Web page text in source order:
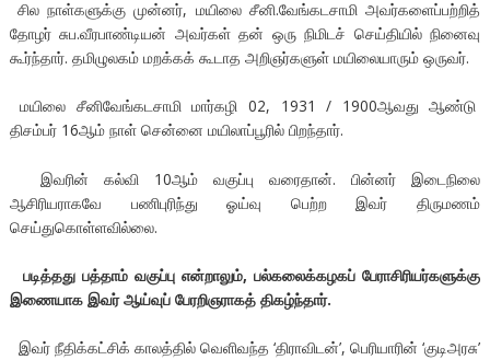
சில நாள்களுக்கு முன்னர், மயிலை சீனி.வேங்கடசாமி அவர்களைப்பற்றித்
தோழர் சுப.வீரபாண்டியன் அவர்கள் தன் ஒரு நிமிடச் செய்தியில் நினைவு
கூர்ந்தார். தமிழுலகம் மறக்கக் கூடாத அறிஞர்களுள் மயிலையாரும் ஒருவர்.
மயிலை சீனிவேங்கடசாமி மார்கழி 02, 1931 / 1900ஆவது ஆண்டு
திசம்பர் 16ஆம் நாள் சென்னை மயிலாப்பூரில் பிறந்தார்.
இவரின் கல்வி 10ஆம் வகுப்பு வரைதான். பின்னர் இடைநிலை
ஆசிரியராகவே பணிபுரிந்து ஓய்வு பெற்ற இவர் திருமணம்
செய்துகொள்ளவில்லை.
படித்தது பத்தாம் வகுப்பு என்றாலும், பல்கலைக்கழகப் பேராசிரியர்களுக்கு
இணையாக இவர் ஆய்வுப் பேரறிஞராகத் திகழ்ந்தார்.
இவர் நீதிக்கட்சிக் காலத்தில் வெளிவந்த ‘திராவிடன்’, பெரியாரின் ‘குடிஅரசு’